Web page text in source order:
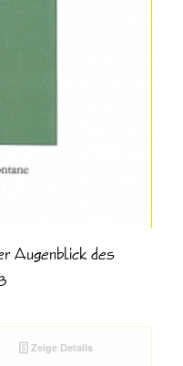
Augenblick des
Zeige Details